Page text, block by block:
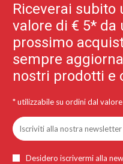
Riceverai subito
valore di € 5*
prossimo
sempre
nostri prodotti e
* utilizzabile su ordini dal
Desidero iscrivermi alla